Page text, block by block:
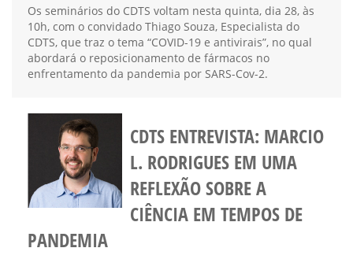
Os seminários do CDTS voltam nesta quinta, dia 28, às
10h, com o convidado Thiago Souza, Especialista do
CDTS, que traz o tema “COVID-19 e antivirais”, no qual
abordará o reposicionamento de fármacos no
enfrentamento da pandemia por SARS-Cov-2.
CDTS ENTREVISTA: MARCIO
L. RODRIGUES EM UMA
REFLEXÃO SOBRE A
CIÊNCIA EM TEMPOS DE
PANDEMIA